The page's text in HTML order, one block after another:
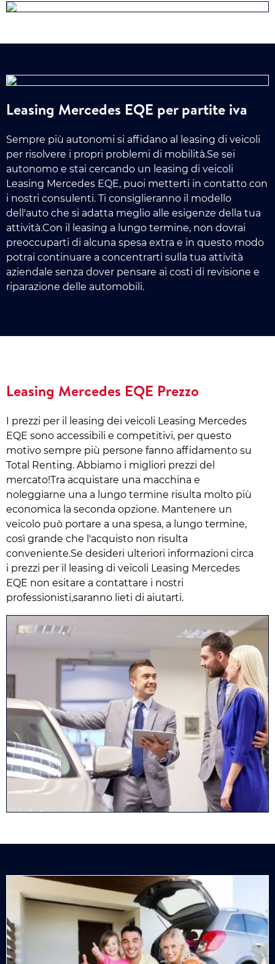
Leasing Mercedes EQE per partite iva
Sempre più autonomi si affidano al leasing di veicoli
per risolvere i propri problemi di mobilità.Se sei
autonomo e stai cercando un leasing di veicoli
Leasing Mercedes EQE, puoi metterti in contatto con
i nostri consulenti. Ti consiglieranno il modello
dell'auto che si adatta meglio alle esigenze della tua
attività.Con il leasing a lungo termine, non dovrai
preoccuparti di alcuna spesa extra e in questo modo
potrai continuare a concentrarti sulla tua attività
aziendale senza dover pensare ai costi di revisione e
riparazione delle automobili.
Leasing Mercedes EQE Prezzo
I prezzi per il leasing dei veicoli Leasing Mercedes
EQE sono accessibili e competitivi, per questo
motivo sempre più persone fanno affidamento su
Total Renting. Abbiamo i migliori prezzi del
mercato!Tra acquistare una macchina e
noleggiarne una a lungo termine risulta molto più
economica la seconda opzione. Mantenere un
veicolo può portare a una spesa, a lungo termine,
così grande che l'acquisto non risulta
conveniente.Se desideri ulteriori informazioni circa
i prezzi per il leasing di veicoli Leasing Mercedes
EQE non esitare a contattare i nostri
professionisti,saranno lieti di aiutarti.